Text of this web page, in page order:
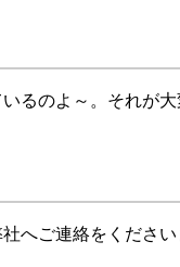
るのよ～。それが
へご連絡をください